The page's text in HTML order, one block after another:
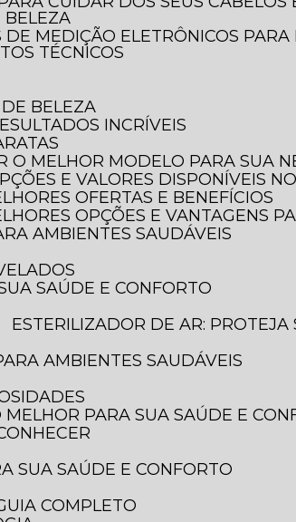
BELEZA
TÉCNICOS
DE BELEZA
INCRÍVEIS
O MELHOR MODELO PARA SUA
E VALORES DISPONÍVEIS
OFERTAS E BENEFÍCIOS
OPÇÕES E VANTAGENS
AMBIENTES SAUDÁVEIS
SAÚDE E CONFORTO
ESTERILIZADOR DE AR:
AMBIENTES SAUDÁVEIS
MELHOR PARA SUA SAÚDE E
SUA SAÚDE E CONFORTO
COMPLETO